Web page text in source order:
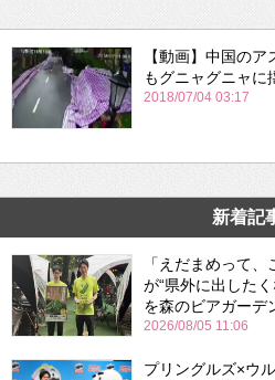
【動画】中国の
もグニャグニャに
2018/07/04 03:17
新着記
「えだまめって
が“県外に出した
を森のビアガーデ
2026/08/05 11:06
プリングルズ×ウ